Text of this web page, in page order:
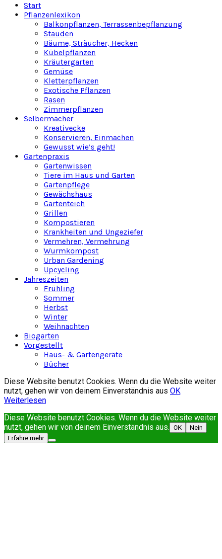
Start
Pflanzenlexikon
Balkonpflanzen, Terrassenbepflanzung
Stauden
Bäume, Sträucher, Hecken
Kübelpflanzen
Kräutergarten
Gemüse
Kletterpflanzen
Exotische Pflanzen
Rasen
Zimmerpflanzen
Selbermacher
Kreativecke
Konservieren, Einmachen
Gewusst wie’s geht!
Gartenpraxis
Gartenwissen
Tiere im Haus und Garten
Gartenpflege
Gewächshaus
Gartenteich
Grillen
Kompostieren
Krankheiten und Ungeziefer
Vermehren, Vermehrung
Wurmkompost
Urban Gardening
Upcycling
Jahreszeiten
Frühling
Sommer
Herbst
Winter
Weihnachten
Biogarten
Vorgestellt
Haus- & Gartengeräte
Bücher
Diese Website benutzt Cookies. Wenn du die Website weiter
nutzt, gehen wir von deinem Einverständnis aus OK
Weiterlesen
Diese Website benutzt Cookies. Wenn du die Website weiter
nutzt, gehen wir von deinem Einverständnis aus. OK
Nein
Erfahre mehr